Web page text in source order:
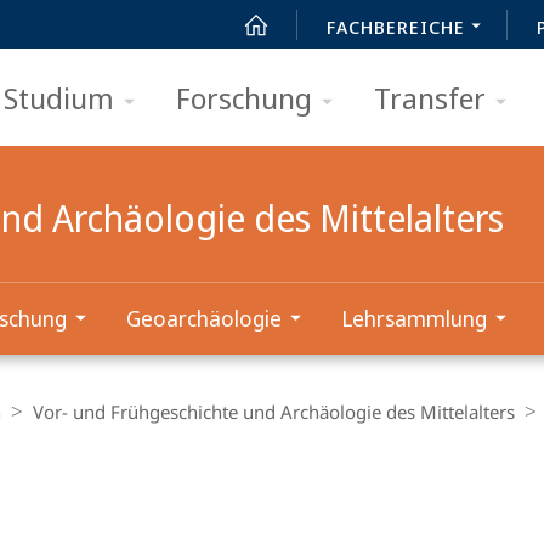
FACHBEREICHE
Studium Forschung Transfer
Archäologie des Mittelalters
Geoarchäologie Lehrsammlung
Vor- und Frühgeschichte und Archäologie des Mittelalters